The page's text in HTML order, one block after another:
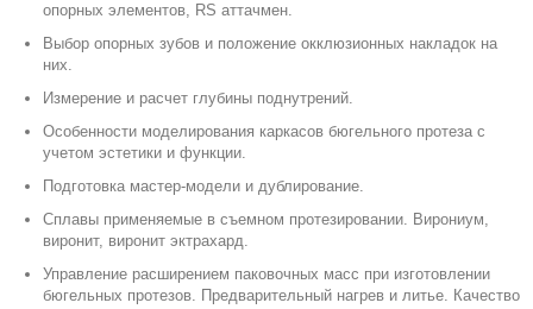
опорных элементов, RS аттачмен.
Выбор опорных зубов и положение окклюзионных накладок на
них.
Измерение и расчет глубины поднутрений.
Особенности моделирования каркасов бюгельного протеза с
учетом эстетики и функции.
Подготовка мастер-модели и дублирование.
Сплавы применяемые в съемном протезировании. Вирониум,
виронит, виронит эктрахард.
Управление расширением паковочных масс при изготовлении
бюгельных протезов. Предварительный нагрев и литье. Качество